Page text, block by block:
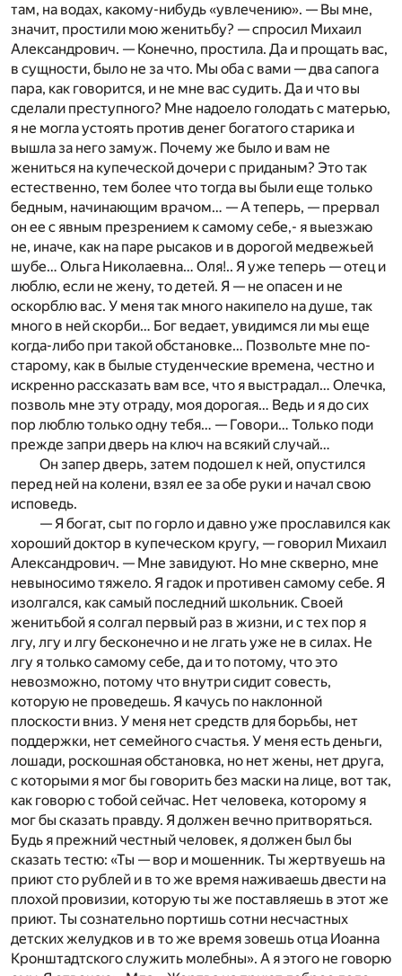
там, на водах, какому-нибудь «увлечению». — Вы мне,
значит, простили мою женитьбу? — спросил Михаил
Александрович. — Конечно, простила. Да и прощать вас,
в сущности, было не за что. Мы оба с вами — два сапога
пара, как говорится, и не мне вас судить. Да и что вы
сделали преступного? Мне надоело голодать с матерью,
я не могла устоять против денег богатого старика и
вышла за него замуж. Почему же было и вам не
жениться на купеческой дочери с приданым? Это так
естественно, тем более что тогда вы были еще только
бедным, начинающим врачом… — А теперь, — прервал
он ее с явным презрением к самому себе,- я выезжаю
не, иначе, как на паре рысаков и в дорогой медвежьей
шубе… Ольга Николаевна… Оля!.. Я уже теперь — отец и
люблю, если не жену, то детей. Я — не опасен и не
оскорблю вас. У меня так много накипело на душе, так
много в ней скорби… Бог ведает, увидимся ли мы еще
когда-либо при такой обстановке… Позвольте мне по-
старому, как в былые студенческие времена, честно и
искренно рассказать вам все, что я выстрадал… Олечка,
позволь мне эту отраду, моя дорогая… Ведь и я до сих
пор люблю только одну тебя… — Говори… Только поди
прежде запри дверь на ключ на всякий случай…
Он запер дверь, затем подошел к ней, опустился
перед ней на колени, взял ее за обе руки и начал свою
исповедь.
— Я богат, сыт по горло и давно уже прославился как
хороший доктор в купеческом кругу, — говорил Михаил
Александрович. — Мне завидуют. Но мне скверно, мне
невыносимо тяжело. Я гадок и противен самому себе. Я
изолгался, как самый последний школьник. Своей
женитьбой я солгал первый раз в жизни, и с тех пор я
лгу, лгу и лгу бесконечно и не лгать уже не в силах. Не
лгу я только самому себе, да и то потому, что это
невозможно, потому что внутри сидит совесть,
которую не проведешь. Я качусь по наклонной
плоскости вниз. У меня нет средств для борьбы, нет
поддержки, нет семейного счастья. У меня есть деньги,
лошади, роскошная обстановка, но нет жены, нет друга,
с которыми я мог бы говорить без маски на лице, вот так,
как говорю с тобой сейчас. Нет человека, которому я
мог бы сказать правду. Я должен вечно притворяться.
Будь я прежний честный человек, я должен был бы
сказать тестю: «Ты — вор и мошенник. Ты жертвуешь на
приют сто рублей и в то же время наживаешь двести на
плохой провизии, которую ты же поставляешь в этот же
приют. Ты сознательно портишь сотни несчастных
детских желудков и в то же время зовешь отца Иоанна
Кронштадтского служить молебны». А я этого не говорю